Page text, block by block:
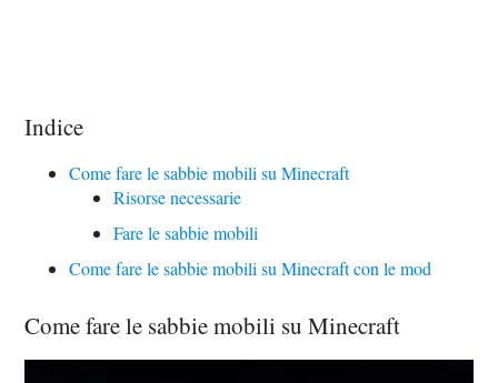
Indice
Come fare le sabbie mobili su Minecraft
Risorse necessarie
Fare le sabbie mobili
Come fare le sabbie mobili su Minecraft con le mod
Come fare le sabbie mobili su Minecraft